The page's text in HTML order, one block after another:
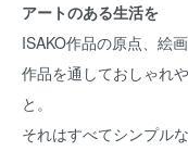
アートのある生活を
ISAKO作品の原点、絵
作品を通しておしゃれ
と。
それはすべてシンプル